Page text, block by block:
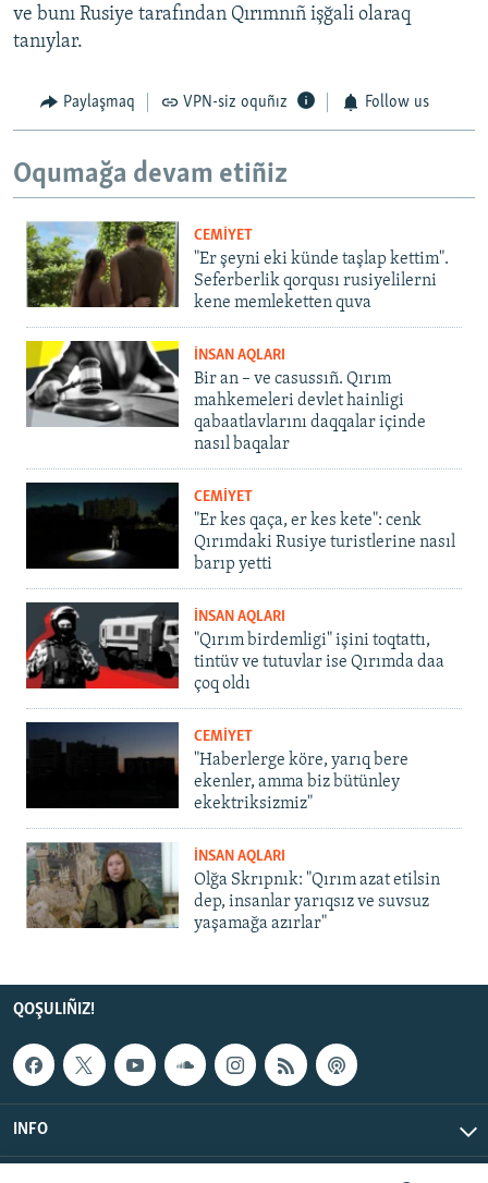
ve bunı Rusiye tarafından Qırımnıñ işğali olaraq
tanıylar.
Paylaşmaq VPN-siz oquñız Follow us
Oqumağa devam etiñiz
CEMİYET
"Er şeyni eki künde taşlap kettim".
Seferberlik qorqusı rusiyelilerni
kene memleketten quva
İNSAN AQLARI
Bir an – ve casussıñ. Qırım
mahkemeleri devlet hainligi
qabaatlavlarını daqqalar içinde
nasıl baqalar
CEMİYET
"Er kes qaça, er kes kete": cenk
Qırımdaki Rusiye turistlerine nasıl
barıp yetti
İNSAN AQLARI
"Qırım birdemligi" işini toqtattı,
tintüv ve tutuvlar ise Qırımda daa
çoq oldı
CEMİYET
"Haberlerge köre, yarıq bere
ekenler, amma biz bütünley
ekektriksizmiz"
İNSAN AQLARI
Olğa Skrıpnık: "Qırım azat etilsin
dep, insanlar yarıqsız ve suvsuz
yaşamağa azırlar"
QOŞULIÑIZ!
INFO